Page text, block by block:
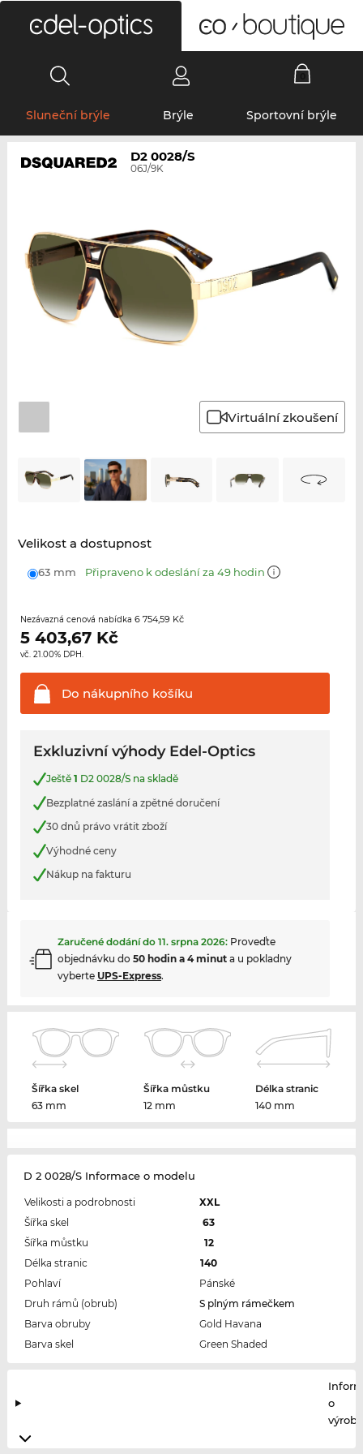
Sluneční brýle Brýle Sportovní brýle
D2 0028/S
06J/9K
Virtuální zkoušení
Velikost a dostupnost
63 mm Připraveno k odeslání za 49 hodin
Nezávazná cenová nabídka 6 754,59 Kč
5 403,67Kč
vč. 21.00% DPH.
Do nákupního košíku
Exkluzivní výhody Edel-Optics
Ještě 1 D2 0028/S na skladě
Bezplatné zaslání a zpětné doručení
30 dnů právo vrátit zboží
Výhodné ceny
Nákup na fakturu
Zaručené dodání do 11. srpna 2026: Proveďte
objednávku do 50 hodin a 4 minuta u pokladny
vyberte UPS-Express.
Šířka skel
63 mm
Šířka můstku
12 mm
Délka stranic
140 mm
D 2 0028/S Informace o modelu
Velikosti a podrobnosti
XXL
Šířka skel
63
Šířka můstku
12
Délka stranic
140
Pohlaví
Pánské
Druh rámů (obrub)
S plným rámečkem
Barva obruby
Gold Havana
Barva skel
Green Shaded
o